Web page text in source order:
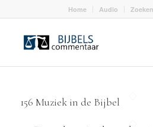
Home Audio Zoeken
156 Muziek in de Bijbel